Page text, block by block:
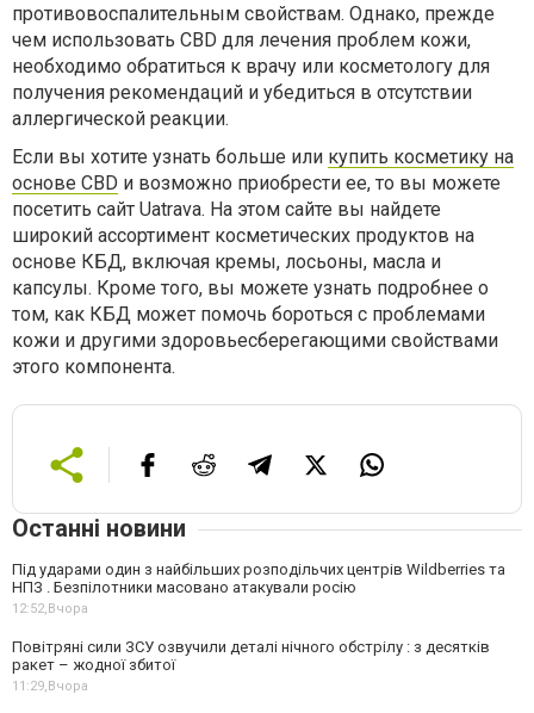
противовоспалительным свойствам. Однако, прежде
чем использовать CBD для лечения проблем кожи,
необходимо обратиться к врачу или косметологу для
получения рекомендаций и убедиться в отсутствии
аллергической реакции.
Если вы хотите узнать больше или купить косметику на
основе CBD и возможно приобрести ее, то вы можете
посетить сайт Uatrava. На этом сайте вы найдете
широкий ассортимент косметических продуктов на
основе КБД, включая кремы, лосьоны, масла и
капсулы. Кроме того, вы можете узнать подробнее о
том, как КБД может помочь бороться с проблемами
кожи и другими здоровьесберегающими свойствами
этого компонента.
Останні новини
Під ударами один з найбільших розподільчих центрів Wildberries та
НПЗ . Безпілотники масовано атакували росію
12:52,Вчора
Повітряні сили ЗСУ озвучили деталі нічного обстрілу : з десятків
ракет – жодної збитої
11:29,Вчора